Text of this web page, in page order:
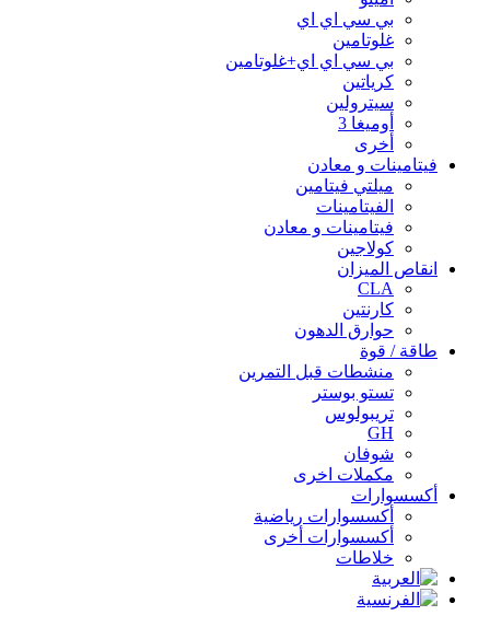
بي سي اي اي
غلوتامين
بي سي اي اي+غلوتامين
كرياتين
سيترولين
أوميغا 3
أخرى
فيتامينات و معادن
ميلتي فيتامين
الفيتامينات
فيتامينات و معادن
كولاجين
انقاص الميزان
CLA
كارنتين
حوارق الدهون
طاقة / قوة
منشطات قبل التمرين
تستو بوستر
تريبولوس
GH
شوفان
مكملات اخرى
أكسسوارات
أكسسوارات رياضية
أكسسوارات أخرى
خلاطات